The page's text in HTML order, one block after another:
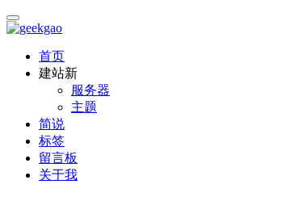
首页
建站新
服务器
主题
简说
标签
留言板
关于我